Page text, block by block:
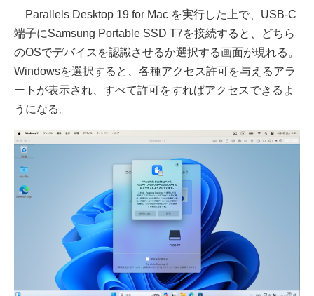
Parallels Desktop 19 for Mac を実行した上で、USB-C
端子にSamsung Portable SSD T7を接続すると、どちら
のOSでデバイスを認識させるか選択する画面が現れる。
Windowsを選択すると、各種アクセス許可を与えるアラ
ートが表示され、すべて許可をすればアクセスできるよ
うになる。